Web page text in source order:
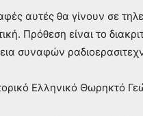
αυτές θα γίνουν σε
Πρόθεση είναι το
συναφών
Ελληνικό Θωρηκτό